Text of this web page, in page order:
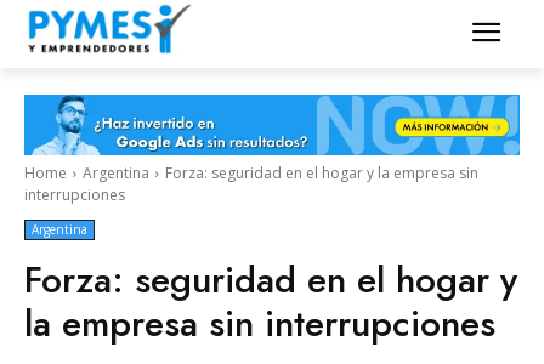
Home Argentina
Forza: seguridad en el hogar y la empresa sin
interrupciones
Argentina
Forza: seguridad en el hogar y
la empresa sin interrupciones